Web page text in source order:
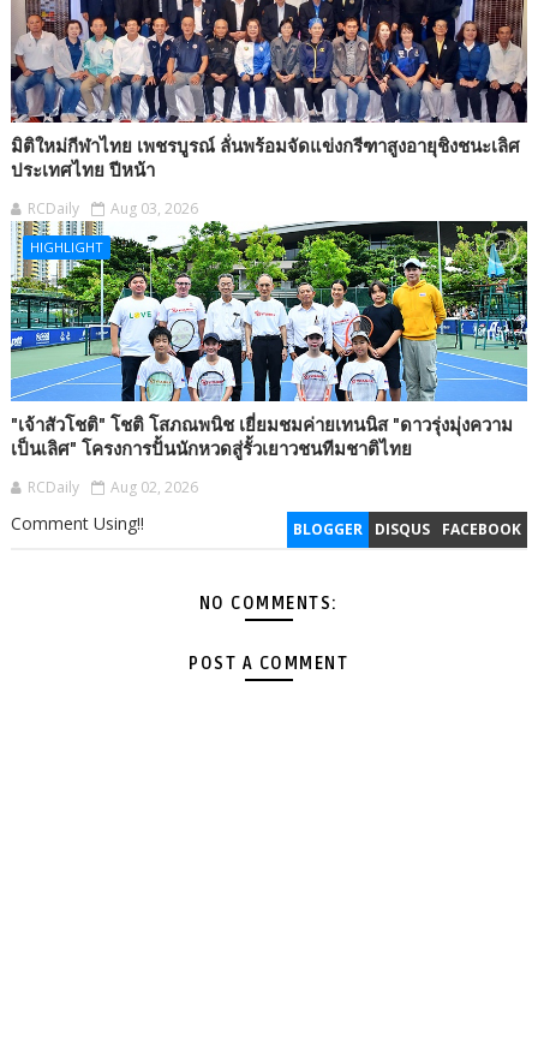
มิติใหม่กีฬาไทย เพชรบูรณ์ ลั่นพร้อมจัดแข่งกรีฑาสูงอายุชิงชนะเลิศ
ประเทศไทย ปีหน้า
RCDaily Aug 03, 2026
HIGHLIGHT
"เจ้าสัวโชติ" โชติ โสภณพนิช เยี่ยมชมค่ายเทนนิส "ดาวรุ่งมุ่งความ
เป็นเลิศ" โครงการปั้นนักหวดสู่รั้วเยาวชนทีมชาติไทย
RCDaily Aug 02, 2026
BLOGGER DISQUS FACEBOOK
Comment Using!!
NO COMMENTS:
POST A COMMENT